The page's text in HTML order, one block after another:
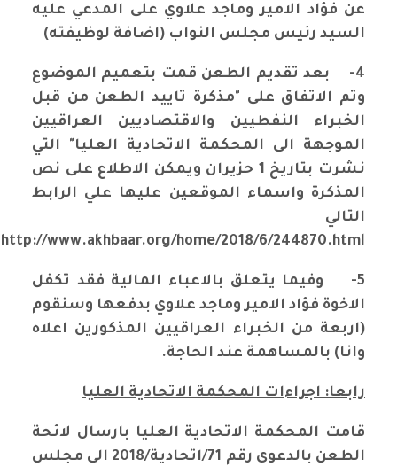
عن فؤاد الامير وماجد علاوي على المدعي عليه
السيد رئيس مجلس النواب (اضافة لوظيفته)
4-
بعد تقديم الطعن قمت بتعميم الموضوع
وتم الاتفاق على "مذكرة تاييد الطعن من قبل
الخبراء النفطيين والاقتصاديين العراقيين
الموجهة الى المحكمة الاتحادية العليا" التي
نشرت بتاريخ 1 حزيران ويمكن الاطلاع على نص
المذكرة واسماء الموقعين عليها علي الرابط
التالي
http://www.akhbaar.org/home/2018/6/244870.html
5-
وفيما يتعلق بالاعباء المالية فقد تكفل
الاخوة فؤاد الامير وماجد علاوي بدفعها وسنقوم
(اربعة من الخبراء العراقيين المذكورين اعلاه
وانا) بالمساهمة عند الحاجة.
رابعا: اجراءات المحكمة الاتحادية العليا
قامت المحكمة الاتحادية العليا بارسال لائحة
الطعن بالدعوى رقم 71/اتحادية/2018 الى مجلس